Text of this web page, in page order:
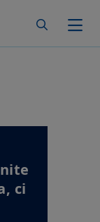
ci